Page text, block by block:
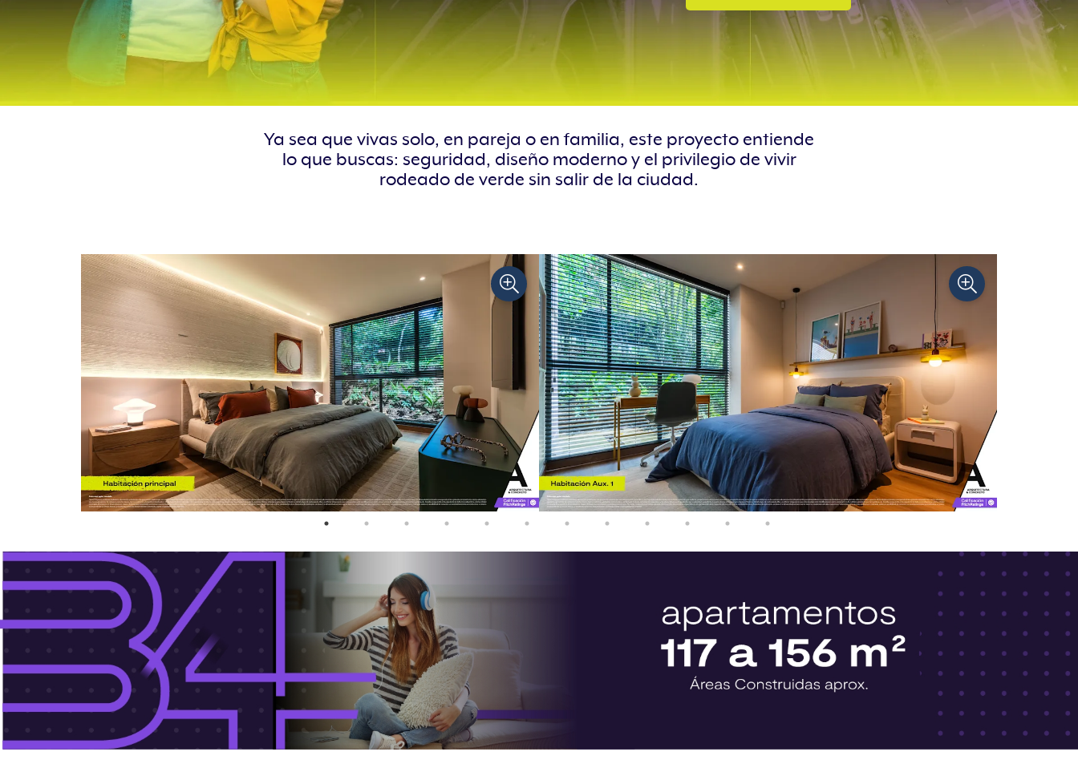
Ya sea que vivas solo, en pareja o en familia, este proyecto entiende
lo que buscas: seguridad, diseño moderno y el privilegio de vivir
rodeado de verde sin salir de la ciudad.